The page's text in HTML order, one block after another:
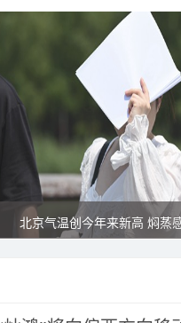
北京气温创今年来新高 焖蒸